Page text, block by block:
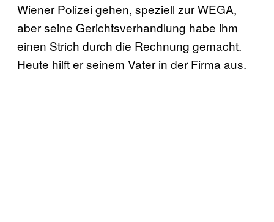
Wiener Polizei gehen, speziell zur WEGA,
aber seine Gerichtsverhandlung habe ihm
einen Strich durch die Rechnung gemacht.
Heute hilft er seinem Vater in der Firma aus.